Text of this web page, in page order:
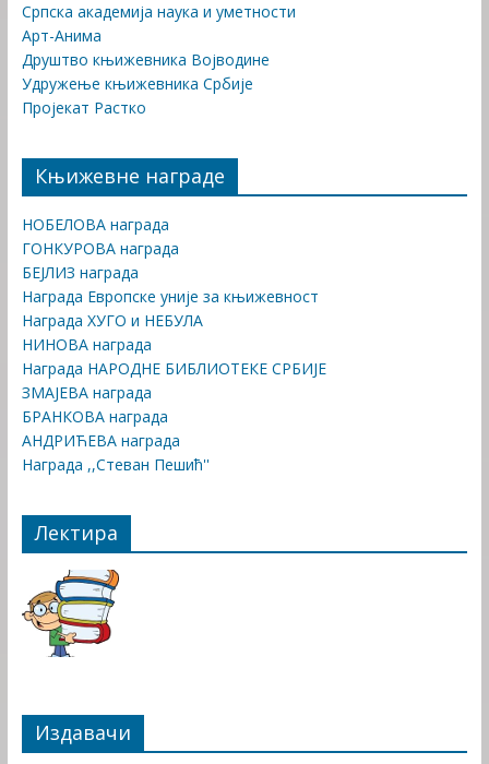
Српска академија наука и уметности
Арт-Анима
Друштво књижевника Војводине
Удружење књижевника Србије
Пројекат Растко
Књижевне награде
НОБЕЛОВА награда
ГОНКУРОВА награда
БЕЈЛИЗ награда
Награда Европске уније за књижевност
Награда ХУГО и НЕБУЛА
НИНОВА награда
Награда НАРОДНЕ БИБЛИОТЕКЕ СРБИЈЕ
ЗМАЈЕВА награда
БРАНКОВА награда
АНДРИЋЕВА награда
Награда ,,Стеван Пешић''
Лектира
Издавачи